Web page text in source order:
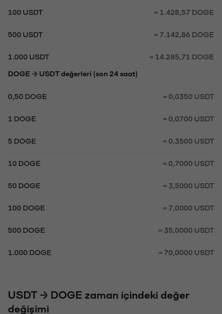
100 USDT = 1.428,57 DOGE
500 USDT = 7.142,86 DOGE
1.000 USDT = 14.285,71 DOGE
DOGE → USDT değerleri (son 24 saat)
0,50 DOGE = 0,0350 USDT
1 DOGE = 0,0700 USDT
5 DOGE = 0,3500 USDT
10 DOGE = 0,7000 USDT
50 DOGE = 3,5000 USDT
100 DOGE = 7,0000 USDT
500 DOGE = 35,0000 USDT
1.000 DOGE = 70,0000 USDT
USDT → DOGE zaman içindeki değer
değişimi